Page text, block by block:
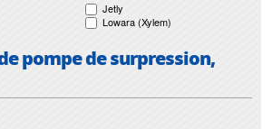
Jetly
Lowara (Xylem)
pompe de surpression,